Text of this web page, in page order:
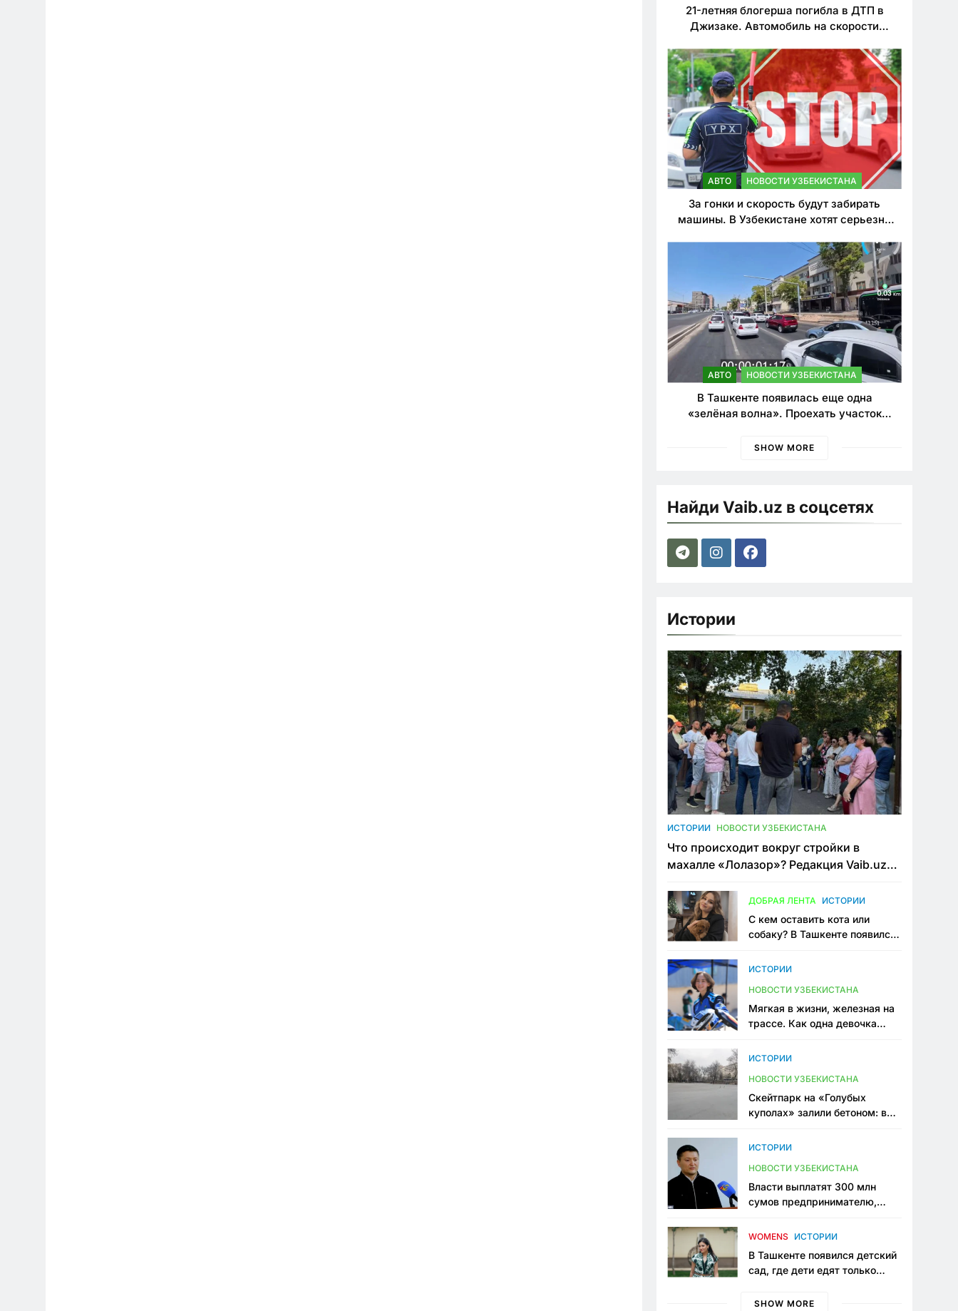
21-летняя блогерша погибла в ДТП в
Джизаке. Автомобиль на скорости
АВТО НОВОСТИ УЗБЕКИСТАНА
За гонки и скорость будут забирать
машины. В Узбекистане хотят серьезно
АВТО НОВОСТИ УЗБЕКИСТАНА
В Ташкенте появилась еще одна
«зелёная волна». Проехать участок
SHOW MORE
Найди Vaib.uz в соцсетях
Истории
ИСТОРИИ НОВОСТИ УЗБЕКИСТАНА
Что происходит вокруг стройки в
махалле «Лолазор»? Редакция Vaib.uz
конфликта
ДОБРАЯ ЛЕНТА ИСТОРИИ
С кем оставить кота или
собаку? В Ташкенте появился
ИСТОРИИ
НОВОСТИ УЗБЕКИСТАНА
Мягкая в жизни, железная на
трассе. Как одна девочка
Узбекистане
ИСТОРИИ
НОВОСТИ УЗБЕКИСТАНА
Скейтпарк на «Голубых
куполах» залили бетоном: в
одно общественное
ИСТОРИИ
НОВОСТИ УЗБЕКИСТАНА
Власти выплатят 300 млн
сумов предпринимателю,
тюрьме по незаконному
WOMENS ИСТОРИИ
В Ташкенте появился детский
сад, где дети едят только
мама, которая устала просить
SHOW MORE